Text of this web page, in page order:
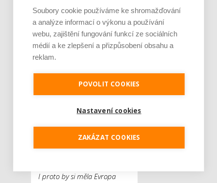
unie v této otázce
postupovala naivně. Čína je
obrovský stát, který těží ze své
polohy. Dlouhá léta se
soustředí na získávání a
ve světě nejsou, a tím pádem
elektromobility je nepoměr
mezi Čínou a Evropou
obrovský a Evropa je na
I proto by si měla Evropa
Soubory cookie používáme ke shromažďování
a analýze informací o výkonu a používání
webu, zajištění fungování funkcí ze sociálních
médií a ke zlepšení a přizpůsobení obsahu a
reklam.
POVOLIT COOKIES
Nastavení cookies
ZAKÁZAT COOKIES